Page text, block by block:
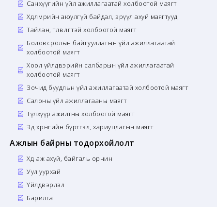
Санхүүгийн үйл ажиллагаатай холбоотой маягт
Хөдөлмөрийн аюулгүй байдал, эрүүл ахуй маягтууд
Тайлан, төлөвлөгөөтэй холбоотой маягт
Боловсролын байгууллагын үйл ажиллагаатай
холбоотой маягт
Хоол үйлдвэрийн салбарын үйл ажиллагаатай
холбоотой маягт
Зочид буудлын үйл ажиллагаатай холбоотой маягт
Салоны үйл ажиллагааны маягт
Түлхүүр ажилтны холбоотой маягт
Эд хөрөнгийн бүртгэл, хариуцлагын маягт
Ажлын байрны тодорхойлолт
Хөдөө аж ахуй, байгаль орчин
Уул уурхай
Үйлдвэрлэл
Барилга